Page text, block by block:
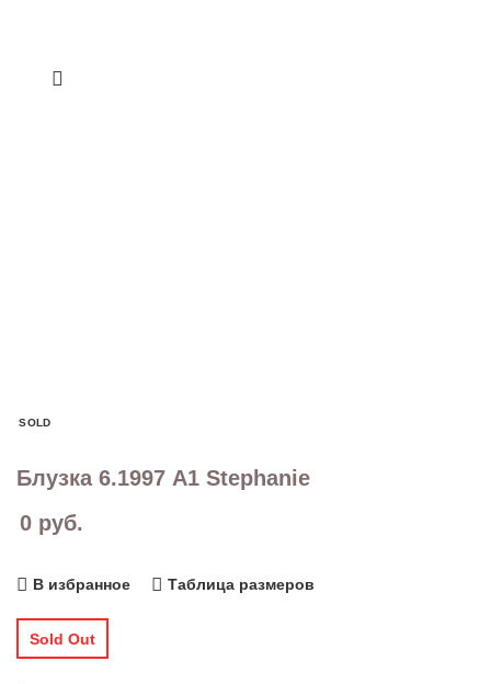
SOLD
Блузка 6.1997 A1 Stephanie
0 руб.
В избранное Таблица размеров
Sold Out